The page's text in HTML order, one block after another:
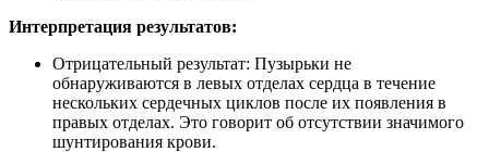
Интерпретация результатов:
Отрицательный результат: Пузырьки не
обнаруживаются в левых отделах сердца в течение
нескольких сердечных циклов после их появления в
правых отделах. Это говорит об отсутствии значимого
шунтирования крови.